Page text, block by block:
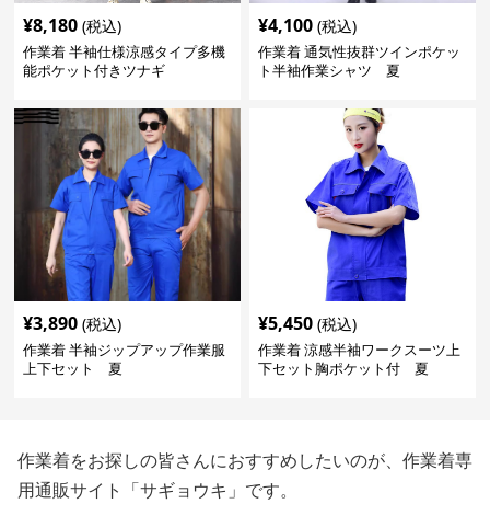
¥8,180 (税込)
作業着 半袖仕様涼感タイプ多機
能ポケット付きツナギ
¥4,100 (税込)
作業着 通気性抜群ツインポケッ
ト半袖作業シャツ 夏
¥3,890 (税込)
作業着 半袖ジップアップ作業服
上下セット 夏
¥5,450 (税込)
作業着 涼感半袖ワークスーツ上
下セット胸ポケット付 夏
作業着をお探しの皆さんにおすすめしたいのが、作業着専
用通販サイト「サギョウキ」です。